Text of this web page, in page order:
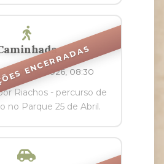
ENCERRADAS
de Julho 2026, 08:30
Riachos - percurso de
no Parque 25 de Abril.